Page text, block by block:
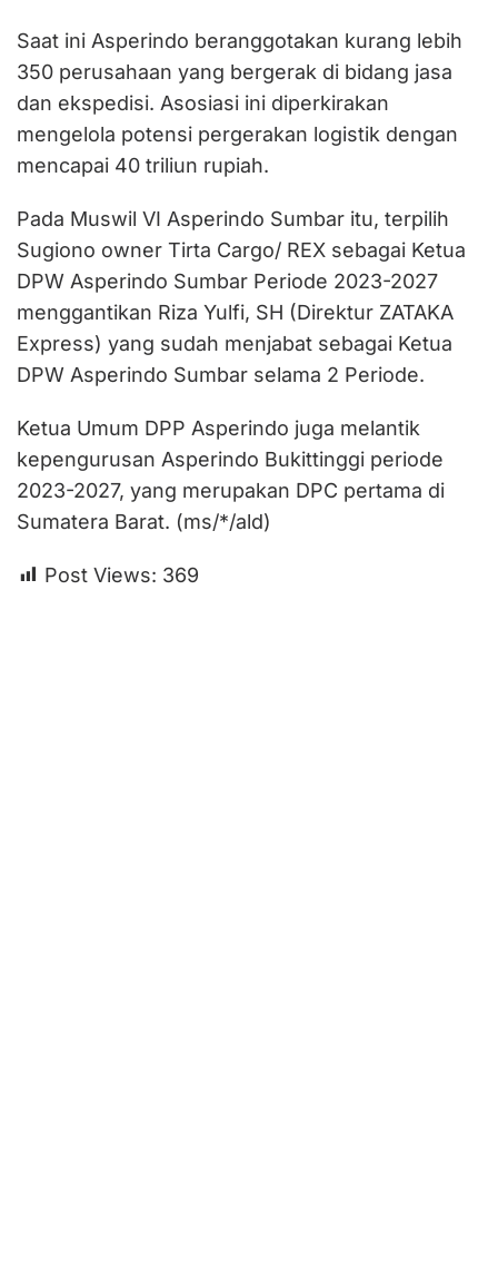
Saat ini Asperindo beranggotakan kurang lebih
350 perusahaan yang bergerak di bidang jasa
dan ekspedisi. Asosiasi ini diperkirakan
mengelola potensi pergerakan logistik dengan
mencapai 40 triliun rupiah.
Pada Muswil VI Asperindo Sumbar itu, terpilih
Sugiono owner Tirta Cargo/ REX sebagai Ketua
DPW Asperindo Sumbar Periode 2023-2027
menggantikan Riza Yulfi, SH (Direktur ZATAKA
Express) yang sudah menjabat sebagai Ketua
DPW Asperindo Sumbar selama 2 Periode.
Ketua Umum DPP Asperindo juga melantik
kepengurusan Asperindo Bukittinggi periode
2023-2027, yang merupakan DPC pertama di
Sumatera Barat. (ms/*/ald)
Post Views: 369